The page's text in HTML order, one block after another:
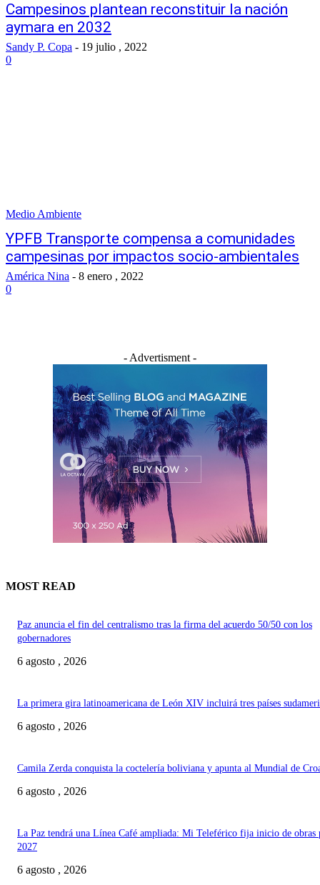
Campesinos plantean reconstituir la nación
aymara en 2032
Sandy P. Copa - 19 julio , 2022
0
Medio Ambiente
YPFB Transporte compensa a comunidades
campesinas por impactos socio-ambientales
América Nina - 8 enero , 2022
0
- Advertisment -
MOST READ
Paz anuncia el fin del centralismo tras la firma del acuerdo 50/50 con los
gobernadores
6 agosto , 2026
La primera gira latinoamericana de León XIV incluirá tres países
6 agosto , 2026
Camila Zerda conquista la coctelería boliviana y apunta al Mundial de
6 agosto , 2026
La Paz tendrá una Línea Café ampliada: Mi Teleférico fija inicio de obras
2027
6 agosto , 2026